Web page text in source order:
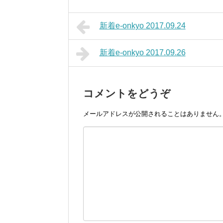
新着e-onkyo 2017.09.24
新着e-onkyo 2017.09.26
コメントをどうぞ
メールアドレスが公開されることはありません